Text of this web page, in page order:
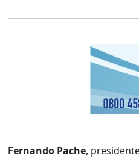
Fernando Pache,